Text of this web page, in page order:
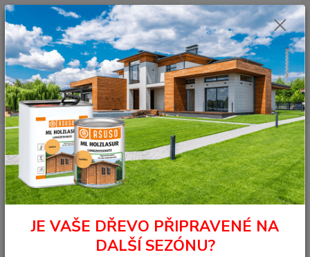
Menu
Hledat
+420 377 441 961 0ks
za 0,00 Kč
Úvod OSMO - přírodní oleje Na dřevo ven Fasády
Ochranná
olejová lazura
732 Ochranná olejová lazura, Dub světlý 25 l
732 Ochranná olejová lazura,
Dub světlý 25 l
JE VAŠE DŘEVO PŘIPRAVENÉ NA
DALŠÍ SEZÓNU?